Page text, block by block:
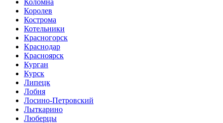
Коломна
Королев
Кострома
Котельники
Красногорск
Краснодар
Красноярск
Курган
Курск
Липецк
Лобня
Лосино-Петровский
Лыткарино
Люберцы